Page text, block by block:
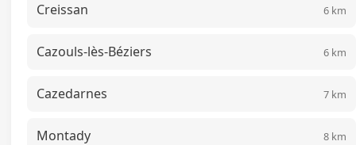
Creissan 6 km
Cazouls-lès-Béziers 6 km
Cazedarnes 7 km
Montady 8 km